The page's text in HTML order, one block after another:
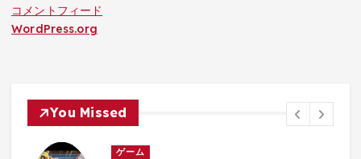
コメントフィード
WordPress.org
You Missed
ゲーム